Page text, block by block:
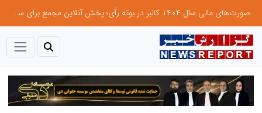
صورت‌های مالی سال ۱۴۰۴ کالبر در بوته رأی؛ پخش آنلاین مجمع برای سهامداران در سراسر کشور